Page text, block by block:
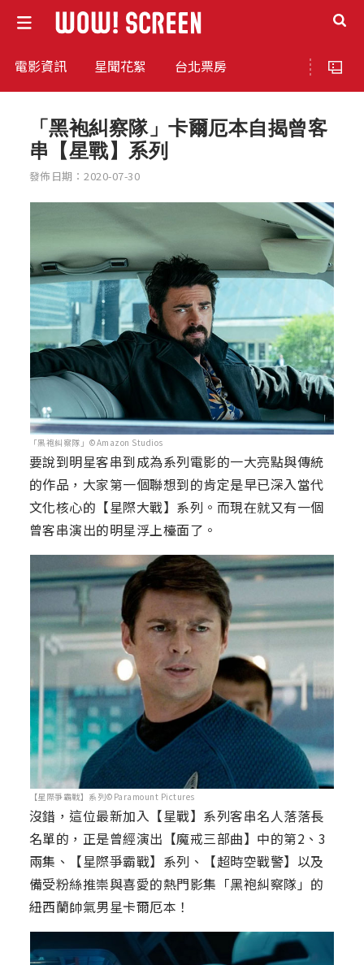
電影資訊 星聞花絮 台北票房
「黑袍糾察隊」卡爾厄本自揭曾客
串【星戰】系列
發佈日期：2020-07-30
「黑袍糾察隊」©Amazon Studios
要說到明星客串到成為系列電影的一大亮點與傳統
的作品，大家第一個聯想到的肯定是早已深入當代
文化核心的【星際大戰】系列。而現在就又有一個
曾客串演出的明星浮上檯面了。
【星際爭霸戰】系列©Paramount Pictures
沒錯，這位最新加入【星戰】系列客串名人落落長
名單的，正是曾經演出【魔戒三部曲】中的第2、3
兩集、【星際爭霸戰】系列、【超時空戰警】以及
備受粉絲推崇與喜愛的熱門影集「黑袍糾察隊」的
紐西蘭帥氣男星卡爾厄本！